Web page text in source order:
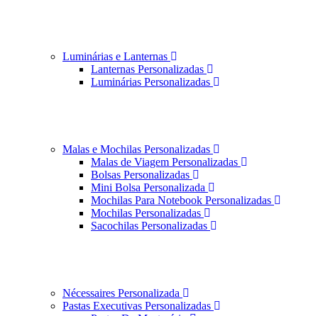
Luminárias e Lanternas
Lanternas Personalizadas
Luminárias Personalizadas
Malas e Mochilas Personalizadas
Malas de Viagem Personalizadas
Bolsas Personalizadas
Mini Bolsa Personalizada
Mochilas Para Notebook Personalizadas
Mochilas Personalizadas
Sacochilas Personalizadas
Nécessaires Personalizada
Pastas Executivas Personalizadas